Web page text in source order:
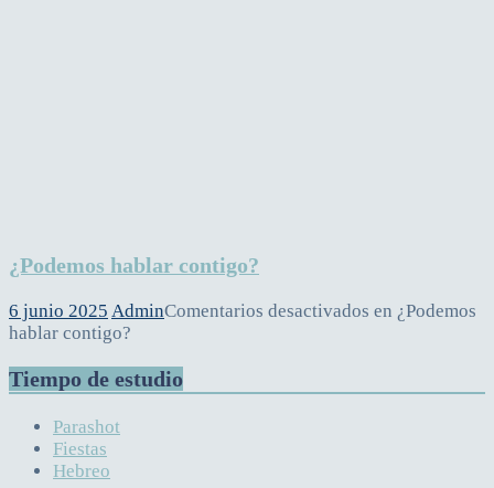
¿Podemos hablar contigo?
6 junio 2025 AdminComentarios desactivados en ¿Podemos
hablar contigo?
Tiempo de estudio
Parashot
Fiestas
Hebreo